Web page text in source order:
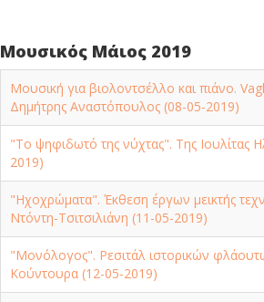
Μουσικός Μάιος 2019
Μουσική για βιολοντσέλλο και πιάνο.
Δημήτρης Αναστόπουλος (08-05-2019)
"Το ψηφιδωτό της νύχτας". Της Ιουλίτας
2019)
"Ηχοχρώματα". Έκθεση έργων μεικτής
Ντόντη-Τσιτσιλιάνη (11-05-2019)
"Μονόλογος". Ρεσιτάλ ιστορικών
Κούντουρα (12-05-2019)